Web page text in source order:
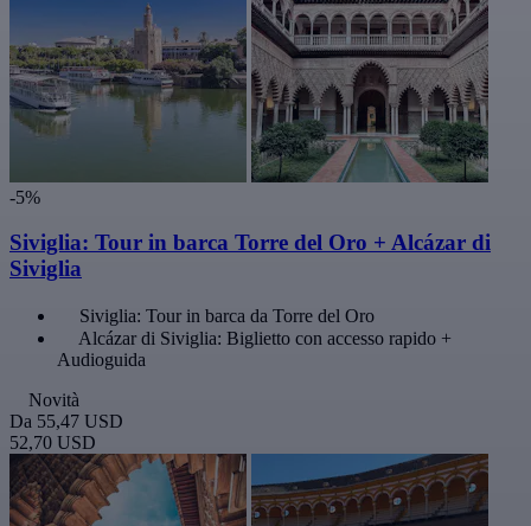
-5%
Siviglia: Tour in barca Torre del Oro + Alcázar di
Siviglia
Siviglia: Tour in barca da Torre del Oro
Alcázar di Siviglia: Biglietto con accesso rapido +
Audioguida
Novità
Da 55,47 USD
52,70 USD